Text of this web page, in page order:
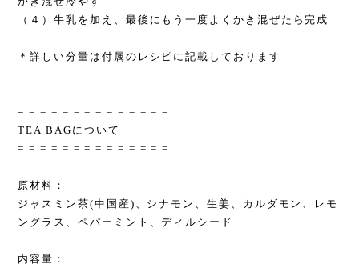
（４）牛乳を加え、最後にもう一度よくかき混ぜたら完成
＊詳しい分量は付属のレシピに記載しております
= = = = = = = = = = = = = =
TEA BAGについて
= = = = = = = = = = = = = =
原材料：
ジャスミン茶(中国産)、シナモン、生姜、カルダモン、レモ
ングラス、ペパーミント、ディルシード
内容量：